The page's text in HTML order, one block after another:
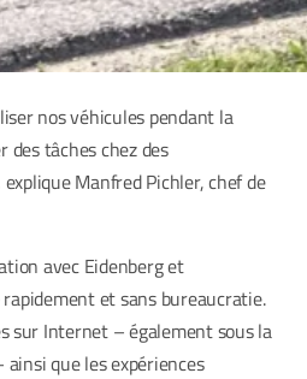
nos véhicules pendant la
tâches chez des
Manfred Pichler, chef de
avec Eidenberg et
et sans bureaucratie.
sur Internet – également sous la
ainsi que les expériences